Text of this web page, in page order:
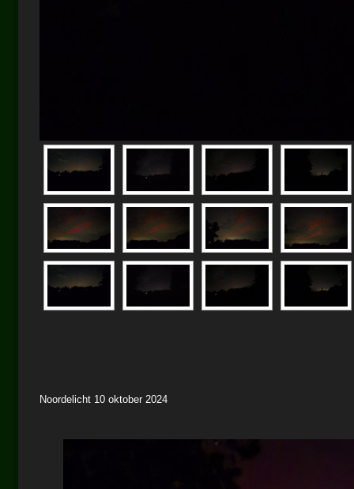
Noordelicht 10 oktober 2024